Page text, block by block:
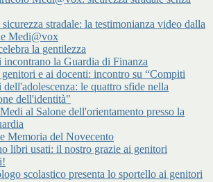
stradale: la testimonianza video dalla
Medi@vox
la gentilezza
incontrano la Guardia di Finanza
e ai docenti: incontro su “Compiti
le quattro sfide nella
dell'identità"
al Salone dell'orientamento presso la
Memoria del Novecento
libri usati: il nostro grazie ai genitori
scolastico presenta lo sportello ai genitori